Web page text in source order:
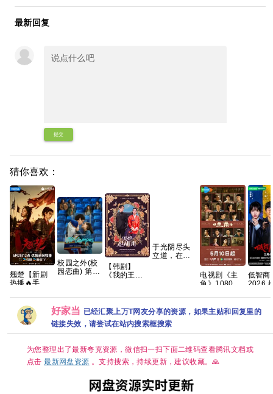
最新回复
提交
猜你喜欢：
翘楚【新剧
热播🔥手慢
集/4K超清60
帧+高码臻彩
HDR】 【陈
都灵、周翊
然｜古装/权
校园之外(校
园恋曲) 第一
中简繁英
【韩剧】
《我的王室
张胜祖 李世
熙 金玟锡 蔡
书安 金海淑
2026/喜剧/爱
情/奇幻/已更
于光阴尽头
立道，在轮
之外》典藏
完整版
电视剧《主
角》1080P
看百度网盘
下载
低智商
2026
骁 田
传君 已更最
新 夸克
好家当 已经汇聚上万T网友分享的资源，如果主贴和回复里的
链接失效，请尝试在站内搜索框搜索
为您整理出了最新夸克资源，微信扫一扫下面二维码查看腾讯文档或
点击最新网盘资源 。支持搜索，持续更新，建议收藏。🙏